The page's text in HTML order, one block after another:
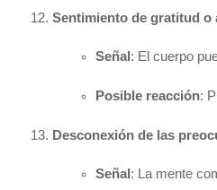
Sentimiento de gratitud o
Señal : El cuerpo
Posible reacción:
Desconexión de las
Señal : La mente